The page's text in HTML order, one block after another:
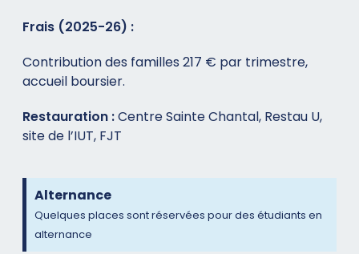
Frais (2025-26) :
Contribution des familles 217 € par trimestre,
accueil boursier.
Restauration :Centre Sainte Chantal, Restau U,
site de l’IUT, FJT
Alternance
Quelques places sont réservées pour des étudiants en
alternance